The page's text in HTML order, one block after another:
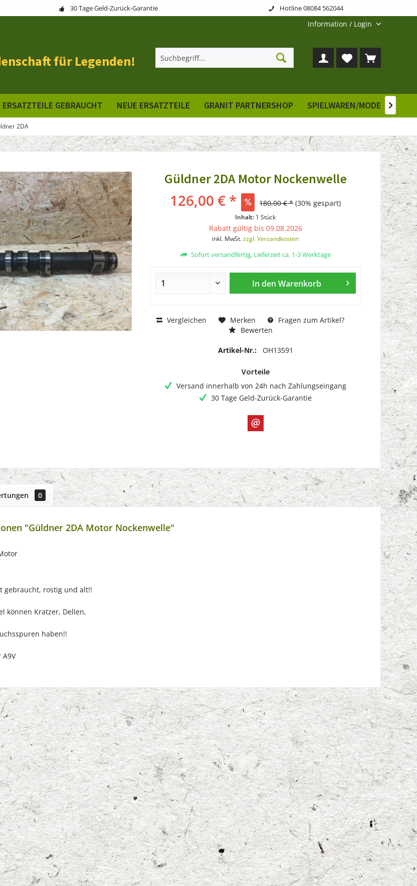
30 Tage Geld-Zurück-Garantie Hotline 08084 562044
Information / Login
für Legenden!
ERSATZTEILE GEBRAUCHT NEUE ERSATZTEILE GRANIT PARTNERSHOP SPIELWAREN/MODELLE

2DA
Güldner 2DA Motor Nockenwelle
126,00 € * 180,00 € * (30% gespart)
Inhalt: 1 Stück
Rabatt gültig bis 09.08.2026
inkl. MwSt.zzgl. Versandkosten
Sofort versandfertig, Lieferzeit ca. 1-3 Werktage
In den Warenkorb
Vergleichen Merken
Fragen zum Artikel?
Bewerten
Artikel-Nr.: OH13591
Vorteile
Versand innerhalb von 24h nach Zahlungseingang
30 Tage Geld-Zurück-Garantie
0
"Güldner 2DA Motor Nockenwelle"
gebraucht, rostig und alt!!
können Kratzer, Dellen,
haben!!